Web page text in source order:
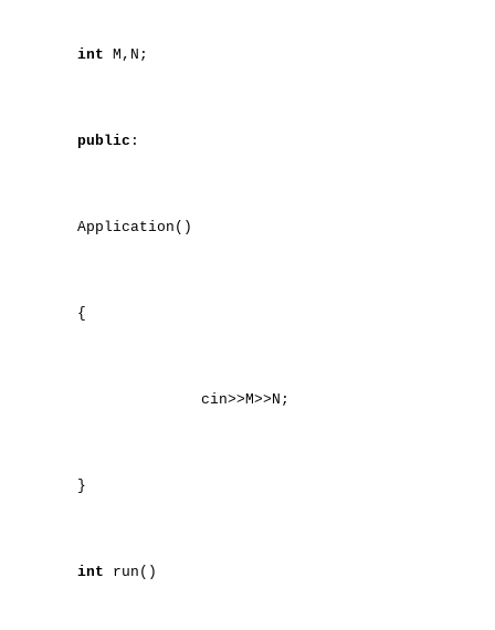
int M,N;
public :
Application()
{
cin>>M>>N;
}
int run()